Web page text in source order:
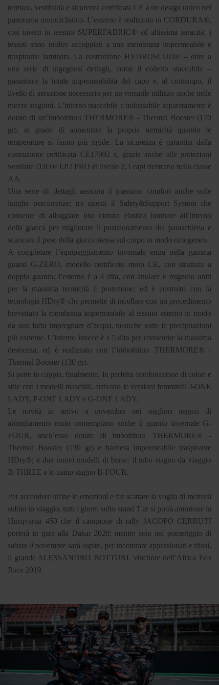
termico, vestibilità e sicurezza certificata CE a un design unico nel
panorama motociclistico. L’esterno è realizzato in CORDURA®,
con inserti in tessuto SUPERFABRIC® ad altissima tenacità; i
tessuti sono inoltre accoppiati a una membrana impermeabile e
traspirante laminata. La costruzione HYDROSCUD® – oltre a
una serie di ingegnosi dettagli, come il colletto staccabile –
garantisce la totale impermeabilità del capo e, al contempo, il
livello di aerazione necessario per un versatile utilizzo anche nelle
mezze stagioni. L’interno staccabile e indossabile separatamente è
dotato di un’imbottitura THERMORE® - Thermal Booster (170
gr), in grado di aumentare la propria termicità quando le
temperature si fanno più rigide. La sicurezza è garantita dalla
costruzione certificata CE17092 e, grazie anche alle protezioni
ventilate D3O® LP2 PRO di livello 2, i capi rientrano nella classe
AA.
Una serie di dettagli assicura il massimo comfort anche sulle
lunghe percorrenze; tra questi il Safety&Support System che
consente di alloggiare una cintura elastica lombare all’interno
della giacca per migliorare il posizionamento del paraschiena e
scaricare il peso della giacca stessa sul corpo in modo omogeneo.
A completare l’equipaggiamento invernale entra nella gamma
guanti G-ZERO, modello certificato moto CE, con struttura a
doppio guanto: l’esterno è a 4 dita, con anulare e mignolo uniti
per la massima termicità e protezione; ed è costruito con la
tecnologia HDry® che permette di incollare con un procedimento
brevettato la membrana impermeabile al tessuto esterno in modo
da non farlo impregnare d’acqua, neanche sotto le precipitazioni
più estreme. L’interno invece è a 5 dita per consentire la massima
destrezza; ed è realizzato con l’imbottitura THERMORE® -
Thermal Booster (130 gr).
Si parte in coppia, finalmente. In perfetta combinazione di colori e
stile con i modelli maschili, arrivano le versioni femminili J-ONE
LADY, P-ONE LADY e G-ONE LADY.
Le novità in arrivo a novembre nei migliori negozi di
abbigliamento moto contemplano anche il guanto invernale G-
FOUR, anch’esso dotato di imbottitura THERMORE® -
Thermal Booster (130 gr) e barriera impermeabile traspirante
HDry®; e due nuovi modelli di borse: il tubo stagno da viaggio
B-THREE e lo zaino stagno B-FOUR.
Per accendere infine le emozioni e far scattare la voglia di mettersi
subito in viaggio, tutti i giorni sullo stand T.ur si potrà ammirare la
Husqvarna 450 che il campione di rally JACOPO CERRUTI
porterà in gara alla Dakar 2020; mentre solo nel pomeriggio di
sabato 9 novembre sarà ospite, per incontrare appassionati e tifosi,
il grande ALESSANDRO BOTTURI, vincitore dell’Africa Eco
Race 2019.